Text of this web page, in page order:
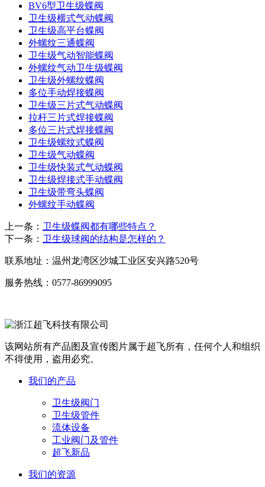
BV6型卫生级蝶阀
卫生级横式气动蝶阀
卫生级高平台蝶阀
外螺纹三通蝶阀
卫生级气动智能蝶阀
外螺纹气动卫生级蝶阀
卫生级外螺纹蝶阀
多位手动焊接蝶阀
卫生级三片式气动蝶阀
拉杆三片式焊接蝶阀
多位三片式焊接蝶阀
卫生级螺纹式蝶阀
卫生级气动蝶阀
卫生级快装式气动蝶阀
卫生级焊接式手动蝶阀
卫生级带弯头蝶阀
外螺纹手动蝶阀
上一条： 卫生级蝶阀都有哪些特点？
下一条： 卫生级球阀的结构是怎样的？
联系地址： 温州龙湾区沙城工业区安兴路520号
服务热线： 0577-86999095
该网站所有产品图及宣传图片属于超飞所有，任何个人和组织
不得使用，盗用必究。
我们的产品
卫生级阀门
卫生级管件
流体设备
工业阀门及管件
超飞新品
我们的资源